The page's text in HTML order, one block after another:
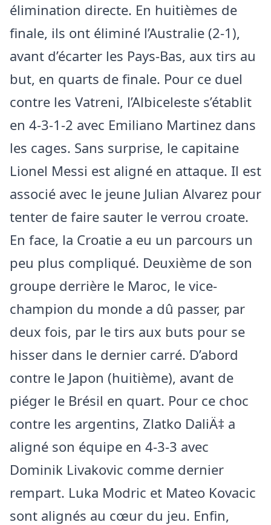
élimination directe. En huitièmes de
finale, ils ont éliminé l’Australie (2-1),
avant d’écarter les Pays-Bas, aux tirs au
but, en quarts de finale. Pour ce duel
contre les Vatreni, l’Albiceleste s’établit
en 4-3-1-2 avec Emiliano Martinez dans
les cages. Sans surprise, le capitaine
Lionel Messi est aligné en attaque. Il est
associé avec le jeune Julian Alvarez pour
tenter de faire sauter le verrou croate.
En face, la Croatie a eu un parcours un
peu plus compliqué. Deuxième de son
groupe derrière le Maroc, le vice-
champion du monde a dû passer, par
deux fois, par le tirs aux buts pour se
hisser dans le dernier carré. D’abord
contre le Japon (huitième), avant de
piéger le Brésil en quart. Pour ce choc
contre les argentins, Zlatko DaliÄ‡ a
aligné son équipe en 4-3-3 avec
Dominik Livakovic comme dernier
rempart. Luka Modric et Mateo Kovacic
sont alignés au cœur du jeu. Enfin,